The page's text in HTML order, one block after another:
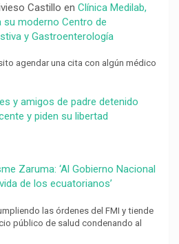
Castillo en Clínica Medilab,
su moderno Centro de
y Gastroenterología
agendar una cita con algún médico
y amigos de padre detenido
y piden su libertad
Zaruma: ‘Al Gobierno Nacional
de los ecuatorianos’
las órdenes del FMI y tiende
público de salud condenando al